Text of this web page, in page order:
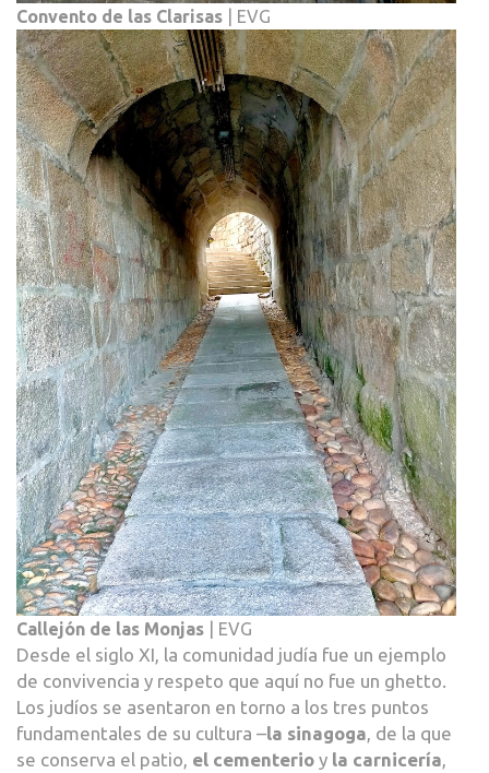
Convento de las Clarisas | EVG
Callejón de las Monjas | EVG
Desde el siglo XI, la comunidad judía fue un ejemplo
de convivencia y respeto que aquí no fue un ghetto.
Los judíos se asentaron en torno a los tres puntos
fundamentales de su cultura –la sinagoga, de la que
se conserva el patio, el cementerio y la carnicería,